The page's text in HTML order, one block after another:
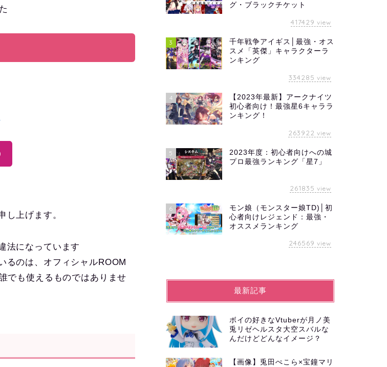
た
し上げます。
法になっています
るのは、オフィシャルROOM
でも使えるものではありませ
グ・ブラックチケット
417429 view
3
千年戦争アイギス│最強・オス
スメ「英傑」キャラクターラ
ンキング
334285 view
4
【2023年最新】アークナイツ
初心者向け！最強星6キャララ
ンキング！
263922 view
5
2023年度：初心者向けへの城
プロ最強ランキング「星7」
261835 view
6
モン娘（モンスター娘TD)│初
心者向けレジェンド：最強・
オススメランキング
246569 view
最新記事
ボイの好きなVtuberが月ノ美
兎リゼヘルスタ大空スバルな
んだけどどんなイメージ？
【画像】兎田ぺこら×宝鐘マリ